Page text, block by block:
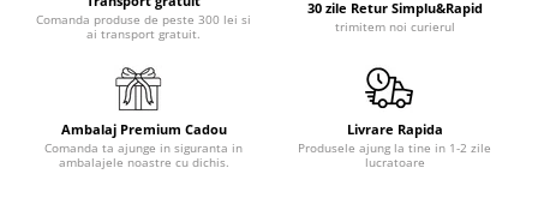
Comanda produse de peste 300 lei si
ai transport gratuit.
30 zile Retur Simplu&Rapid
trimitem noi curierul
Ambalaj Premium Cadou
Comanda ta ajunge in siguranta in
ambalajele noastre cu dichis.
Livrare Rapida
Produsele ajung la tine in 1-2 zile
lucratoare